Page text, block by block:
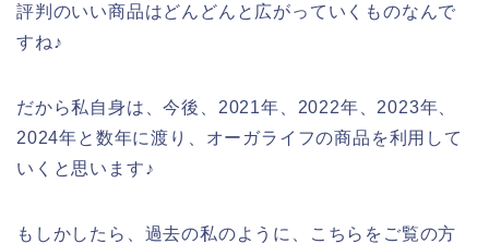
評判のいい商品はどんどんと広がっていくものなんで
すね♪
だから私自身は、今後、2021年、2022年、2023年、
2024年と数年に渡り、オーガライフの商品を利用して
いくと思います♪
もしかしたら、過去の私のように、こちらをご覧の方